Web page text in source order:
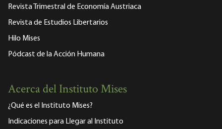
Revista Trimestral de Economía Austriaca
Revista de Estudios Libertarios
Hilo Mises
Pódcast de la Acción Humana
Acerca del Instituto Mises
¿Qué es el Instituto Mises?
Indicaciones para Llegar al Instituto